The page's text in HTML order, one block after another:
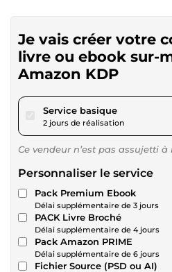
Je vais créer votre
livre ou ebook sur-
Amazon KDP
Service basiquepour 23,12
2 jours de réalisation
Ce vendeur n’est pas assujetti à
Personnaliser le service
Pack Premium Ebook
Délai supplémentaire de 3 jours
PACK Livre Broché
Délai supplémentaire de 4 jours
Pack Amazon PRIME
Délai supplémentaire de 6 jours
Fichier Source (PSD ou AI)